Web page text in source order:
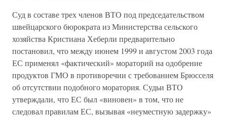
Суд в составе трех членов ВТО под председательством
швейцарского бюрократа из Министерства сельского
хозяйства Кристиана Хеберли предварительно
постановил, что между июнем 1999 и августом 2003 года
ЕС применял «фактический» мораторий на одобрение
продуктов ГМО в противоречии с требованием Брюсселя
об отсутствии подобного моратория. Судьи ВТО
утверждали, что ЕС был «виновен» в том, что не
следовал правилам ЕС, вызывая «неуместную задержку»